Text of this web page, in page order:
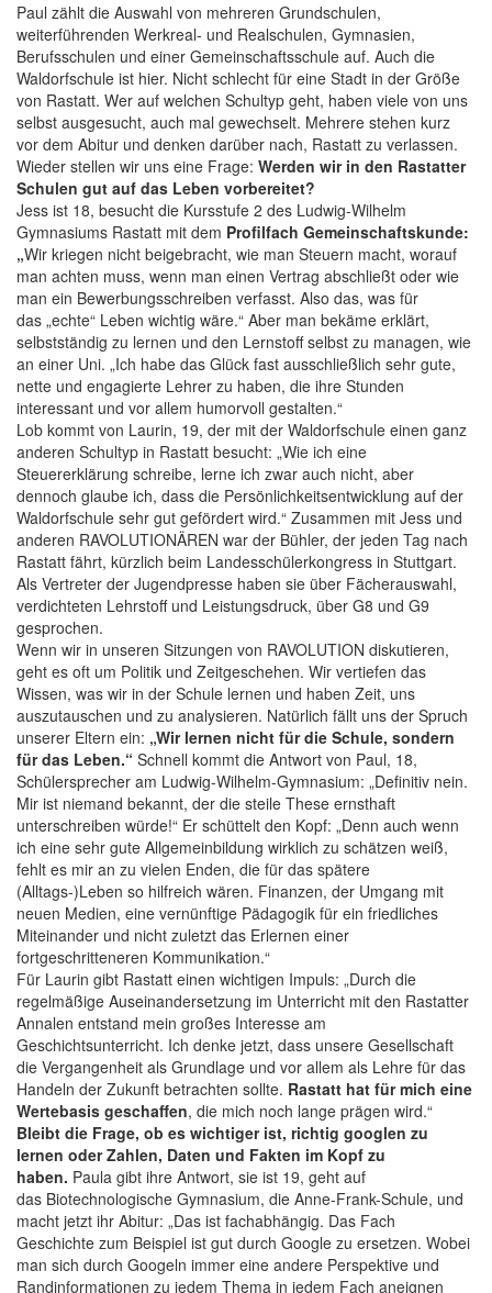
Paul zählt die Auswahl von mehreren Grundschulen,
weiterführenden Werkreal- und Realschulen, Gymnasien,
Berufsschulen und einer Gemeinschaftsschule auf. Auch die
Waldorfschule ist hier. Nicht schlecht für eine Stadt in der Größe
von Rastatt. Wer auf welchen Schultyp geht, haben viele von uns
selbst ausgesucht, auch mal gewechselt. Mehrere stehen kurz
vor dem Abitur und denken darüber nach, Rastatt zu verlassen.
Wieder stellen wir uns eine Frage: Werden wir in den Rastatter
Schulen gut auf das Leben vorbereitet?
Jess ist 18, besucht die Kursstufe 2 des Ludwig-Wilhelm
Gymnasiums Rastatt mit dem Profilfach Gemeinschaftskunde:
„Wir kriegen nicht beigebracht, wie man Steuern macht, worauf
man achten muss, wenn man einen Vertrag abschließt oder wie
man ein Bewerbungsschreiben verfasst. Also das, was für
das „echte“ Leben wichtig wäre.“ Aber man bekäme erklärt,
selbstständig zu lernen und den Lernstoff selbst zu managen, wie
an einer Uni. „Ich habe das Glück fast ausschließlich sehr gute,
nette und engagierte Lehrer zu haben, die ihre Stunden
interessant und vor allem humorvoll gestalten.“
Lob kommt von Laurin, 19, der mit der Waldorfschule einen ganz
anderen Schultyp in Rastatt besucht: „Wie ich eine
Steuererklärung schreibe, lerne ich zwar auch nicht, aber
dennoch glaube ich, dass die Persönlichkeitsentwicklung auf der
Waldorfschule sehr gut gefördert wird.“ Zusammen mit Jess und
anderen RAVOLUTIONÄREN war der Bühler, der jeden Tag nach
Rastatt fährt, kürzlich beim Landesschülerkongress in Stuttgart.
Als Vertreter der Jugendpresse haben sie über Fächerauswahl,
verdichteten Lehrstoff und Leistungsdruck, über G8 und G9
gesprochen.
Wenn wir in unseren Sitzungen von RAVOLUTION diskutieren,
geht es oft um Politik und Zeitgeschehen. Wir vertiefen das
Wissen, was wir in der Schule lernen und haben Zeit, uns
auszutauschen und zu analysieren. Natürlich fällt uns der Spruch
unserer Eltern ein: „Wir lernen nicht für die Schule, sondern
für das Leben.“ Schnell kommt die Antwort von Paul, 18,
Schülersprecher am Ludwig-Wilhelm-Gymnasium: „Definitiv nein.
Mir ist niemand bekannt, der die steile These ernsthaft
unterschreiben würde!“ Er schüttelt den Kopf: „Denn auch wenn
ich eine sehr gute Allgemeinbildung wirklich zu schätzen weiß,
fehlt es mir an zu vielen Enden, die für das spätere
(Alltags-)Leben so hilfreich wären. Finanzen, der Umgang mit
neuen Medien, eine vernünftige Pädagogik für ein friedliches
Miteinander und nicht zuletzt das Erlernen einer
fortgeschritteneren Kommunikation.“
Für Laurin gibt Rastatt einen wichtigen Impuls: „Durch die
regelmäßige Auseinandersetzung im Unterricht mit den Rastatter
Annalen entstand mein großes Interesse am
Geschichtsunterricht. Ich denke jetzt, dass unsere Gesellschaft
die Vergangenheit als Grundlage und vor allem als Lehre für das
Handeln der Zukunft betrachten sollte. Rastatt hat für mich eine
Wertebasis geschaffen, die mich noch lange prägen wird.“
Bleibt die Frage, ob es wichtiger ist, richtig googlen zu
lernen oder Zahlen, Daten und Fakten im Kopf zu
haben. Paula gibt ihre Antwort, sie ist 19, geht auf
das Biotechnologische Gymnasium, die Anne-Frank-Schule, und
macht jetzt ihr Abitur: „Das ist fachabhängig. Das Fach
Geschichte zum Beispiel ist gut durch Google zu ersetzen. Wobei
man sich durch Googeln immer eine andere Perspektive und
Randinformationen zu jedem Thema in jedem Fach aneignen